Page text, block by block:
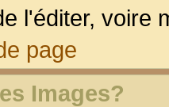
l'éditer, voire
page
Images?